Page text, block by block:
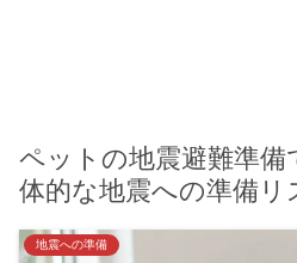
ペットの地震避難準備
体的な地震への準備リ
地震への準備